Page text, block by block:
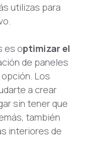
utilizas para
es optimizar el
de paneles
Los
a crear
sin tener que
también
interiores de